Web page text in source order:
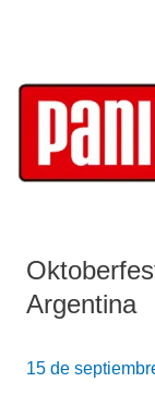
Argentina
15 de
manga
anime
en